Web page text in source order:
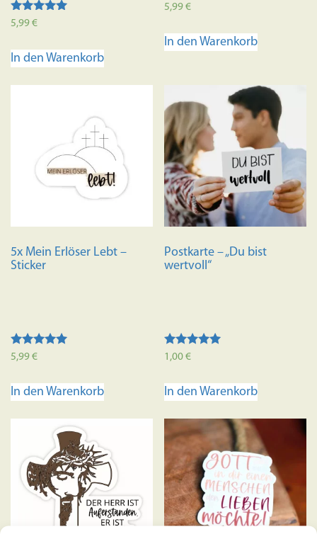
Bewertet mit
5,99€
In den Warenkorb
5,99€
In den Warenkorb
5x Mein Erlöser Lebt –
Sticker
Bewertet mit
5,99€
In den Warenkorb
Postkarte – „Du bist
wertvoll“
Bewertet mit
1,00€
In den Warenkorb